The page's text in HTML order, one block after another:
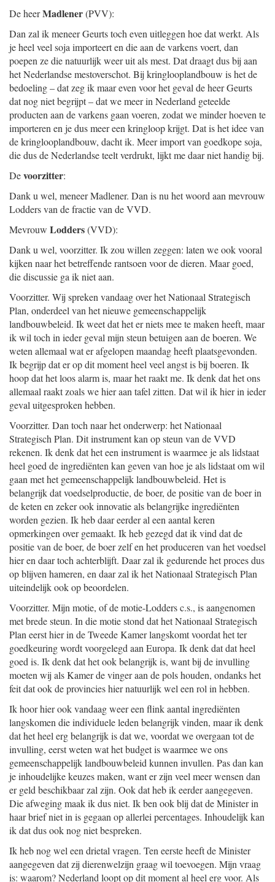
De heerMadlener(PVV):
Dan zal ik meneer Geurts toch even uitleggen hoe dat werkt. Als
je heel veel soja importeert en die aan de varkens voert, dan
poepen ze die natuurlijk weer uit als mest. Dat draagt dus bij aan
het Nederlandse mestoverschot. Bij kringlooplandbouw is het de
bedoeling – dat zeg ik maar even voor het geval de heer Geurts
dat nog niet begrijpt – dat we meer in Nederland geteelde
producten aan de varkens gaan voeren, zodat we minder hoeven te
importeren en je dus meer een kringloop krijgt. Dat is het idee van
de kringlooplandbouw, dacht ik. Meer import van goedkope soja,
die dus de Nederlandse teelt verdrukt, lijkt me daar niet handig bij.
Devoorzitter:
Dank u wel, meneer Madlener. Dan is nu het woord aan mevrouw
Lodders van de fractie van de VVD.
Mevrouw Lodders(VVD):
Dank u wel, voorzitter. Ik zou willen zeggen: laten we ook vooral
kijken naar het betreffende rantsoen voor de dieren. Maar goed,
die discussie ga ik niet aan.
Voorzitter. Wij spreken vandaag over het Nationaal Strategisch
Plan, onderdeel van het nieuwe gemeenschappelijk
landbouwbeleid. Ik weet dat het er niets mee te maken heeft, maar
ik wil toch in ieder geval mijn steun betuigen aan de boeren. We
weten allemaal wat er afgelopen maandag heeft plaatsgevonden.
Ik begrijp dat er op dit moment heel veel angst is bij boeren. Ik
hoop dat het loos alarm is, maar het raakt me. Ik denk dat het ons
allemaal raakt zoals we hier aan tafel zitten. Dat wil ik hier in ieder
geval uitgesproken hebben.
Voorzitter. Dan toch naar het onderwerp: het Nationaal
Strategisch Plan. Dit instrument kan op steun van de VVD
rekenen. Ik denk dat het een instrument is waarmee je als lidstaat
heel goed de ingrediënten kan geven van hoe je als lidstaat om wil
gaan met het gemeenschappelijk landbouwbeleid. Het is
belangrijk dat voedselproductie, de boer, de positie van de boer in
de keten en zeker ook innovatie als belangrijke ingrediënten
worden gezien. Ik heb daar eerder al een aantal keren
opmerkingen over gemaakt. Ik heb gezegd dat ik vind dat de
positie van de boer, de boer zelf en het produceren van het voedsel
hier en daar toch achterblijft. Daar zal ik gedurende het proces dus
op blijven hameren, en daar zal ik het Nationaal Strategisch Plan
uiteindelijk ook op beoordelen.
Voorzitter. Mijn motie, of de motie-Lodders c.s., is aangenomen
met brede steun. In die motie stond dat het Nationaal Strategisch
Plan eerst hier in de Tweede Kamer langskomt voordat het ter
goedkeuring wordt voorgelegd aan Europa. Ik denk dat dat heel
goed is. Ik denk dat het ook belangrijk is, want bij de invulling
moeten wij als Kamer de vinger aan de pols houden, ondanks het
feit dat ook de provincies hier natuurlijk wel een rol in hebben.
Ik hoor hier ook vandaag weer een flink aantal ingrediënten
langskomen die individuele leden belangrijk vinden, maar ik denk
dat het heel erg belangrijk is dat we, voordat we overgaan tot de
invulling, eerst weten wat het budget is waarmee we ons
gemeenschappelijk landbouwbeleid kunnen invullen. Pas dan kan
je inhoudelijke keuzes maken, want er zijn veel meer wensen dan
er geld beschikbaar zal zijn. Ook dat heb ik eerder aangegeven.
Die afweging maak ik dus niet. Ik ben ook blij dat de Minister in
haar brief niet in is gegaan op allerlei percentages. Inhoudelijk kan
ik dat dus ook nog niet bespreken.
Ik heb nog wel een drietal vragen. Ten eerste heeft de Minister
aangegeven dat zij dierenwelzijn graag wil toevoegen. Mijn vraag
is: waarom? Nederland loopt op dit moment al heel erg voor. Als